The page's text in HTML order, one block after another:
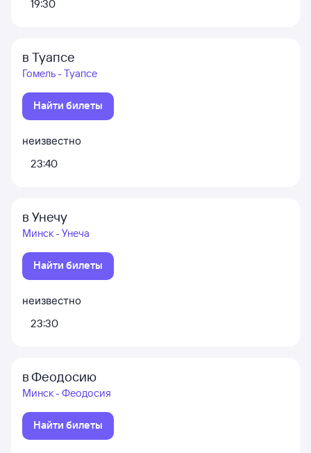
19:30
в Туапсе
Гомель - Туапсе
Найти билеты
неизвестно
23:40
в Унечу
Минск - Унеча
Найти билеты
неизвестно
23:30
в Феодосию
Минск - Феодосия
Найти билеты